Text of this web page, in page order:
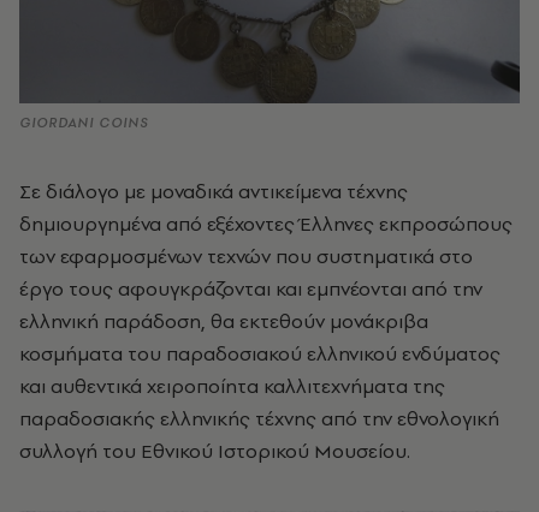
GIORDANI COINS
Σε διάλογο με μοναδικά αντικείμενα τέχνης
δημιουργημένα από εξέχοντες Έλληνες εκπροσώπους
των εφαρμοσμένων τεχνών που συστηματικά στο
έργο τους αφουγκράζονται και εμπνέονται από την
ελληνική παράδοση, θα εκτεθούν μονάκριβα
κοσμήματα του παραδοσιακού ελληνικού ενδύματος
και αυθεντικά χειροποίητα καλλιτεχνήματα της
παραδοσιακής ελληνικής τέχνης από την εθνολογική
συλλογή του Εθνικού Ιστορικού Μουσείου.